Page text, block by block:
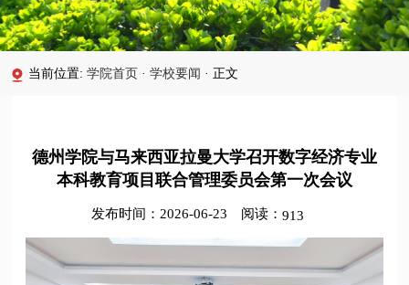
当前位置:学院首页 · 学校要闻 · 正文
德州学院与马来西亚拉曼大学召开数字经济专业
本科教育项目联合管理委员会第一次会议
发布时间：2026-06-23 阅读： 913